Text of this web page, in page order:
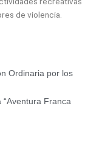
de violencia.
Ordinaria por los
Franca